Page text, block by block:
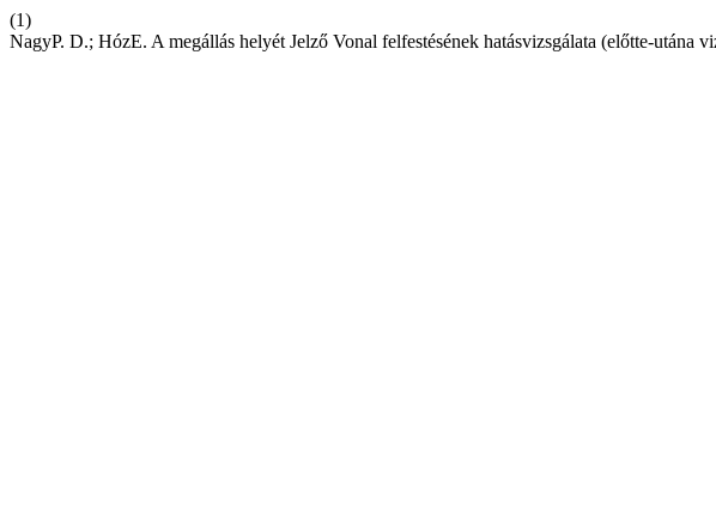
(1)
NagyP. D.; HózE. A megállás helyét Jelző Vonal felfestésének hatásvizsgálata (előtte-